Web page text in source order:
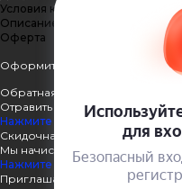
Условия конфиденциальности
Описание процесса
Оферта
Оформить подписку
Обратная связь
Отравить нам сообщение или
Нажмите здесь для
Скидочная система
Мы начисляем кэшбэк с
Нажмите здесь для
Приглашаем к партнёрству